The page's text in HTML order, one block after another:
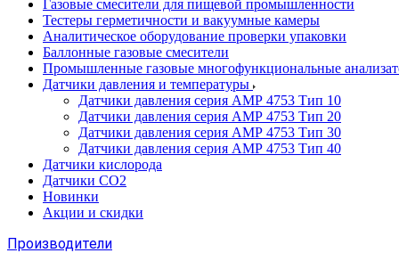
Газовые смесители для пищевой промышленности
Тестеры герметичности и вакуумные камеры
Аналитическое оборудование проверки упаковки
Баллонные газовые смесители
Промышленные газовые многофункциональные
Датчики давления и температуры
Датчики давления серия АМР 4753 Тип 10
Датчики давления серия АМР 4753 Тип 20
Датчики давления серия АМР 4753 Тип 30
Датчики давления серия АМР 4753 Тип 40
Датчики кислорода
Датчики CO2
Новинки
Акции и скидки
Производители